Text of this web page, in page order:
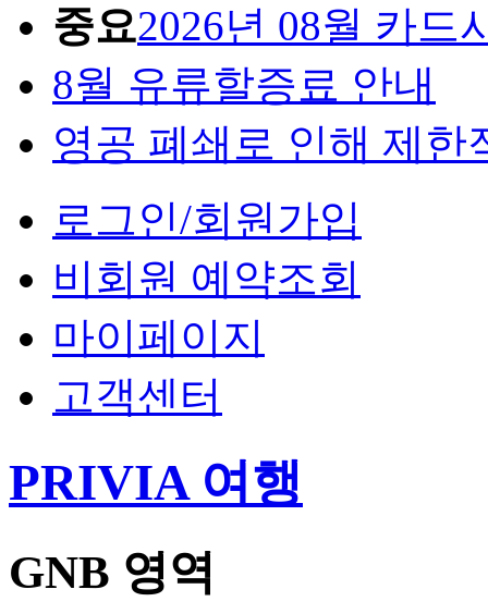
중요2026년 08월 카드
8월 유류할증료 안내
영공 폐쇄로 인해 제한
로그인/회원가입
비회원 예약조회
마이페이지
고객센터
PRIVIA 여행
GNB 영역